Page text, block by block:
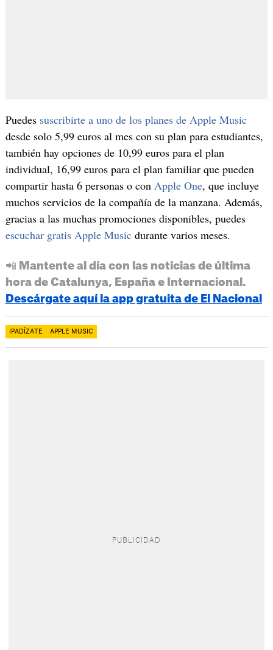
Puedes suscribirte a uno de los planes de Apple Music
desde solo 5,99 euros al mes con su plan para estudiantes,
también hay opciones de 10,99 euros para el plan
individual, 16,99 euros para el plan familiar que pueden
compartir hasta 6 personas o con Apple One, que incluye
muchos servicios de la compañía de la manzana. Además,
gracias a las muchas promociones disponibles, puedes
escuchar gratis Apple Musicdurante varios meses.
📲 Mantente al día con las noticias de última
hora de Catalunya, España e Internacional.
Descárgate aquí la app gratuita de El Nacional
IPADÍZATE APPLE MUSIC